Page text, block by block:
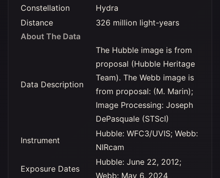
Constellation
Hydra
Distance
326 million light-years
About The Data
Data Description
The Hubble image is from
proposal (Hubble Heritage
Team). The Webb image is
from proposal: (M. Marin);
Image Processing: Joseph
DePasquale (STScI)
Instrument
Hubble: WFC3/UVIS; Webb:
NIRcam
Exposure Dates
Hubble: June 22, 2012;
Webb: May 6, 2024